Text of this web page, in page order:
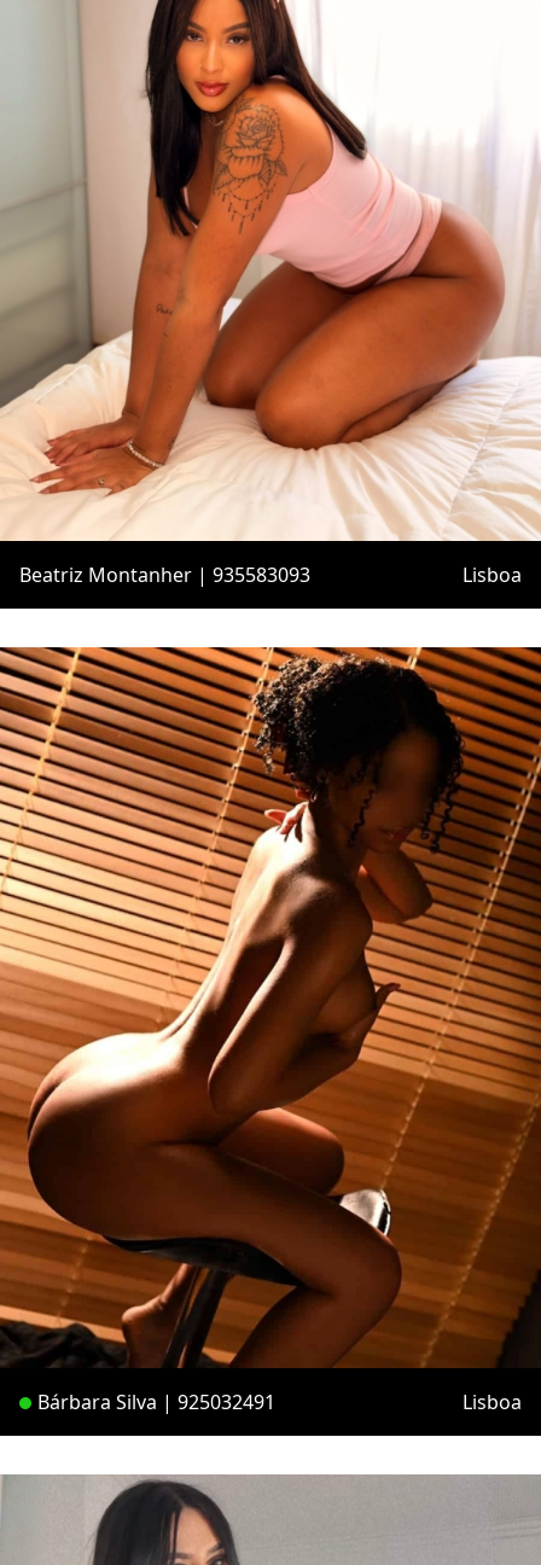
Beatriz Montanher | 935583093 Lisboa
Bárbara Silva | 925032491 Lisboa